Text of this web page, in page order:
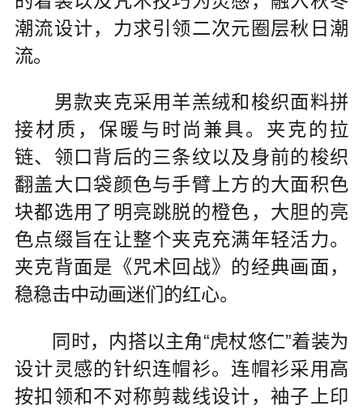
潮流设计，力求引领二次元圈层秋日潮
流。
男款夹克采用羊羔绒和梭织面料拼
接材质，保暖与时尚兼具。夹克的拉
链、领口背后的三条纹以及身前的梭织
翻盖大口袋颜色与手臂上方的大面积色
块都选用了明亮跳脱的橙色，大胆的亮
色点缀旨在让整个夹克充满年轻活力。
夹克背面是《咒术回战》的经典画面，
稳稳击中动画迷们的红心。
同时，内搭以主角“虎杖悠仁”着装为
设计灵感的针织连帽衫。连帽衫采用高
按扣领和不对称剪裁线设计，袖子上印